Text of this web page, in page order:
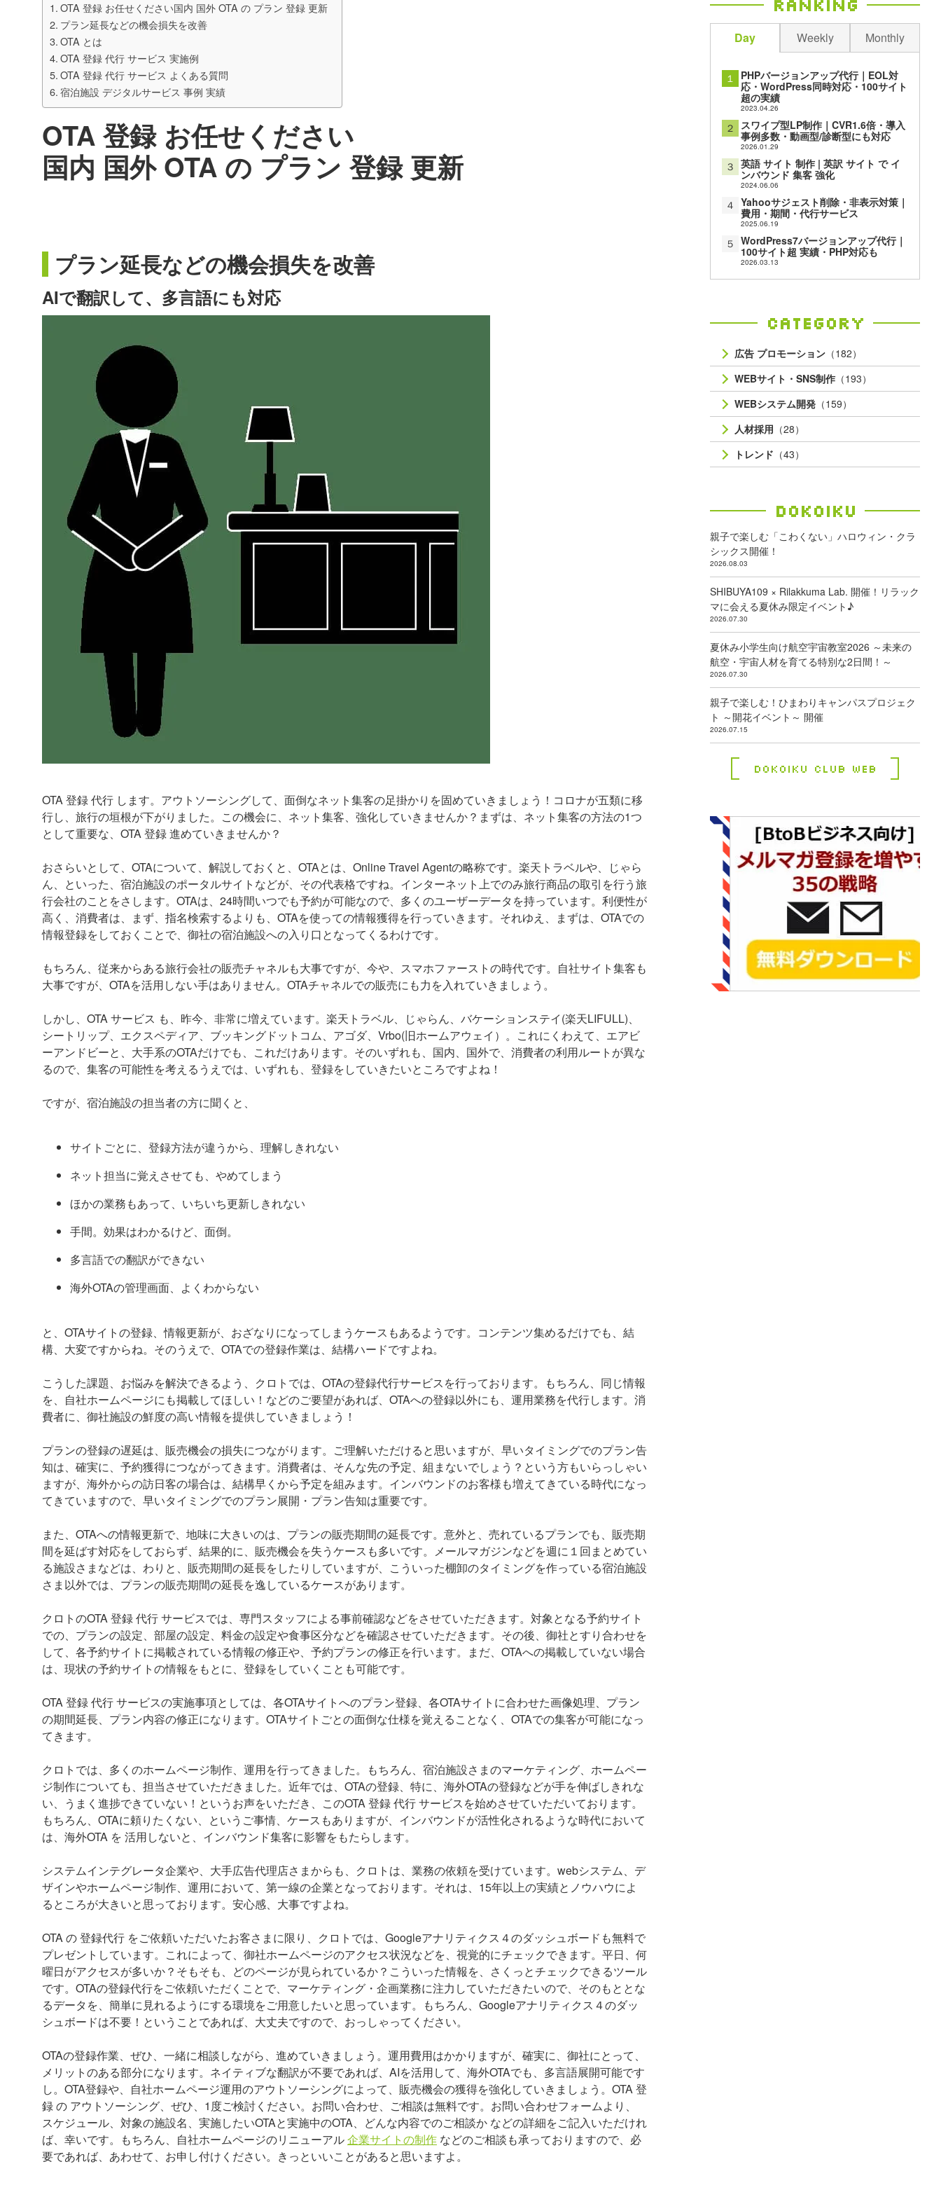
OTA 登録 お任せください国内 国外 OTA の プラン 登録 更新
プラン延長などの機会損失を改善
OTA とは
OTA 登録 代行 サービス 実施例
OTA 登録 代行 サービス よくある質問
宿泊施設 デジタルサービス 事例 実績
OTA 登録 お任せください
国内 国外 OTA の プラン 登録 更新
プラン延長などの機会損失を改善
AIで翻訳して、多言語にも対応
OTA 登録 代行 します。アウトソーシングして、面倒なネット集客の足掛かりを固めていきましょう！コロナが五類に移
行し、旅行の垣根が下がりました。この機会に、ネット集客、強化していきませんか？まずは、ネット集客の方法の1つ
として重要な、OTA 登録 進めていきませんか？
おさらいとして、OTAについて、解説しておくと、OTAとは、Online Travel Agentの略称です。楽天トラベルや、じゃら
ん、といった、宿泊施設のポータルサイトなどが、その代表格ですね。インターネット上でのみ旅行商品の取引を行う旅
行会社のことをさします。OTAは、24時間いつでも予約が可能なので、多くのユーザーデータを持っています。利便性が
高く、消費者は、まず、指名検索するよりも、OTAを使っての情報獲得を行っていきます。それゆえ、まずは、OTAでの
情報登録をしておくことで、御社の宿泊施設への入り口となってくるわけです。
もちろん、従来からある旅行会社の販売チャネルも大事ですが、今や、スマホファーストの時代です。自社サイト集客も
大事ですが、OTAを活用しない手はありません。OTAチャネルでの販売にも力を入れていきましょう。
しかし、OTA サービス も、昨今、非常に増えています。楽天トラベル、じゃらん、バケーションステイ(楽天LIFULL)、
シートリップ、エクスペディア、ブッキングドットコム、アゴダ、Vrbo(旧ホームアウェイ）。これにくわえて、エアビ
ーアンドビーと、大手系のOTAだけでも、これだけあります。そのいずれも、国内、国外で、消費者の利用ルートが異な
るので、集客の可能性を考えるうえでは、いずれも、登録をしていきたいところですよね！
ですが、宿泊施設の担当者の方に聞くと、
サイトごとに、登録方法が違うから、理解しきれない
ネット担当に覚えさせても、やめてしまう
ほかの業務もあって、いちいち更新しきれない
手間。効果はわかるけど、面倒。
多言語での翻訳ができない
海外OTAの管理画面、よくわからない
と、OTAサイトの登録、情報更新が、おざなりになってしまうケースもあるようです。コンテンツ集めるだけでも、結
構、大変ですからね。そのうえで、OTAでの登録作業は、結構ハードですよね。
こうした課題、お悩みを解決できるよう、クロトでは、OTAの登録代行サービスを行っております。もちろん、同じ情報
を、自社ホームページにも掲載してほしい！などのご要望があれば、OTAへの登録以外にも、運用業務を代行します。消
費者に、御社施設の鮮度の高い情報を提供していきましょう！
プランの登録の遅延は、販売機会の損失につながります。ご理解いただけると思いますが、早いタイミングでのプラン告
知は、確実に、予約獲得につながってきます。消費者は、そんな先の予定、組まないでしょう？という方もいらっしゃい
ますが、海外からの訪日客の場合は、結構早くから予定を組みます。インバウンドのお客様も増えてきている時代になっ
てきていますので、早いタイミングでのプラン展開・プラン告知は重要です。
また、OTAへの情報更新で、地味に大きいのは、プランの販売期間の延長です。意外と、売れているプランでも、販売期
間を延ばす対応をしておらず、結果的に、販売機会を失うケースも多いです。メールマガジンなどを週に１回まとめてい
る施設さまなどは、わりと、販売期間の延長をしたりしていますが、こういった棚卸のタイミングを作っている宿泊施設
さま以外では、プランの販売期間の延長を逸しているケースがあります。
クロトのOTA 登録 代行 サービスでは、専門スタッフによる事前確認などをさせていただきます。対象となる予約サイト
での、プランの設定、部屋の設定、料金の設定や食事区分などを確認させていただきます。その後、御社とすり合わせを
して、各予約サイトに掲載されている情報の修正や、予約プランの修正を行います。まだ、OTAへの掲載していない場合
は、現状の予約サイトの情報をもとに、登録をしていくことも可能です。
OTA 登録 代行 サービスの実施事項としては、各OTAサイトへのプラン登録、各OTAサイトに合わせた画像処理、プラン
の期間延長、プラン内容の修正になります。OTAサイトごとの面倒な仕様を覚えることなく、OTAでの集客が可能になっ
てきます。
クロトでは、多くのホームページ制作、運用を行ってきました。もちろん、宿泊施設さまのマーケティング、ホームペー
ジ制作についても、担当させていただきました。近年では、OTAの登録、特に、海外OTAの登録などが手を伸ばしきれな
い、うまく進捗できていない！というお声をいただき、このOTA 登録 代行 サービスを始めさせていただいております。
もちろん、OTAに頼りたくない、というご事情、ケースもありますが、インバウンドが活性化されるような時代において
は、海外OTA を 活用しないと、インバウンド集客に影響をもたらします。
システムインテグレータ企業や、大手広告代理店さまからも、クロトは、業務の依頼を受けています。webシステム、デ
ザインやホームページ制作、運用において、第一線の企業となっております。それは、15年以上の実績とノウハウによ
るところが大きいと思っております。安心感、大事ですよね。
OTA の 登録代行 をご依頼いただいたお客さまに限り、クロトでは、Googleアナリティクス４のダッシュボードも無料で
プレゼントしています。これによって、御社ホームページのアクセス状況などを、視覚的にチェックできます。平日、何
曜日がアクセスが多いか？そもそも、どのページが見られているか？こういった情報を、さくっとチェックできるツール
です。OTAの登録代行をご依頼いただくことで、マーケティング・企画業務に注力していただきたいので、そのもととな
るデータを、簡単に見れるようにする環境をご用意したいと思っています。もちろん、Googleアナリティクス４のダッ
シュボードは不要！ということであれば、大丈夫ですので、おっしゃってください。
OTAの登録作業、ぜひ、一緒に相談しながら、進めていきましょう。運用費用はかかりますが、確実に、御社にとって、
メリットのある部分になります。ネイティブな翻訳が不要であれば、AIを活用して、海外OTAでも、多言語展開可能です
し。OTA登録や、自社ホームページ運用のアウトソーシングによって、販売機会の獲得を強化していきましょう。OTA 登
録 の アウトソーシング、ぜひ、1度ご検討ください。お問い合わせ、ご相談は無料です。お問い合わせフォームより、
スケジュール、対象の施設名、実施したいOTAと実施中のOTA、どんな内容でのご相談か などの詳細をご記入いただけれ
ば、幸いです。もちろん、自社ホームページのリニューアル企業サイトの制作 などのご相談も承っておりますので、必
要であれば、あわせて、お申し付けください。きっといいことがあると思いますよ。
Ranking
Day Weekly Monthly
１ PHPバージョンアップ代行｜EOL対
応・WordPress同時対応・100サイト
超の実績
2023.04.26
２ スワイプ型LP制作｜CVR1.6倍・導入
事例多数・動画型/診断型にも対応
2026.01.29
３ 英語 サイト 制作 | 英訳 サイト で イ
ンバウンド 集客 強化
2024.06.06
４ Yahooサジェスト削除・非表示対策｜
費用・期間・代行サービス
2025.06.19
５ WordPress7バージョンアップ代行｜
100サイト超 実績・PHP対応も
2026.03.13
Category
広告 プロモーション （182）
WEBサイト・SNS制作 （193）
WEBシステム開発 （159）
人材採用 （28）
トレンド （43）
Dokoiku
親子で楽しむ「こわくない」ハロウィン・クラ
シックス開催！
2026.08.03
SHIBUYA109 × Rilakkuma Lab. 開催！リラック
マに会える夏休み限定イベント♪
2026.07.30
夏休み小学生向け航空宇宙教室2026 ～未来の
航空・宇宙人材を育てる特別な2日間！～
2026.07.30
親子で楽しむ！ひまわりキャンパスプロジェク
ト ～開花イベント～ 開催
2026.07.15
Dokoiku Club Web